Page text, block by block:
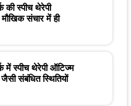
स्पीच थेरेपी
संचार में ही
में स्पीच थेरेपी ऑटिज्म
संबंधित स्थितियों